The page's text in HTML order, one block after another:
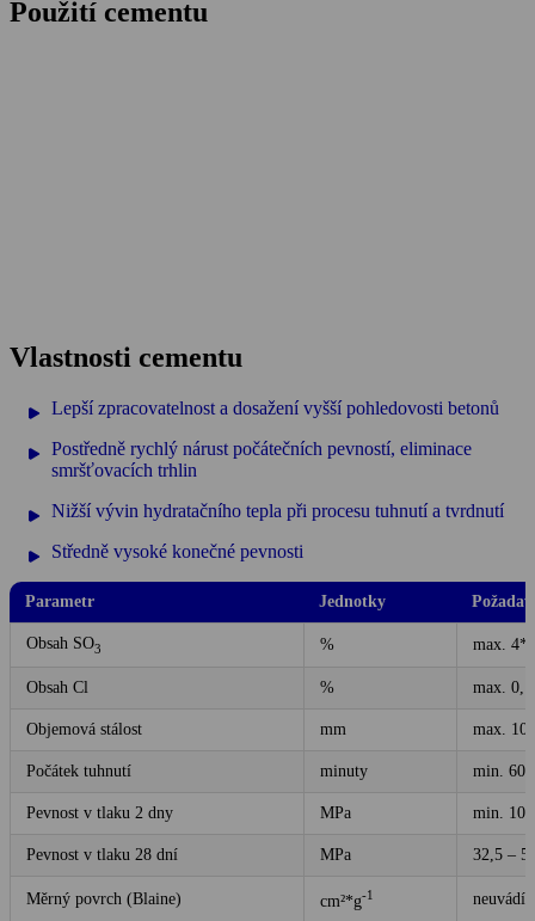
Použití cementu
Vlastnosti cementu
Lepší zpracovatelnost a dosažení vyšší pohledovosti betonů
Postředně rychlý nárust počátečních pevností, eliminace
smršťovacích trhlin
Nižší vývin hydratačního tepla při procesu tuhnutí a tvrdnutí
Středně vysoké konečné pevnosti
Parametr Jednotky
Obsah SO3 % max. 4*
Obsah Cl % max. 0,1
Objemová stálost mm max. 10
Počátek tuhnutí minuty min. 60
Pevnost v tlaku 2 dny MPa min. 10
Pevnost v tlaku 28 dní MPa 32,5 –
Měrný povrch (Blaine) cm²*g-1 neuvádí